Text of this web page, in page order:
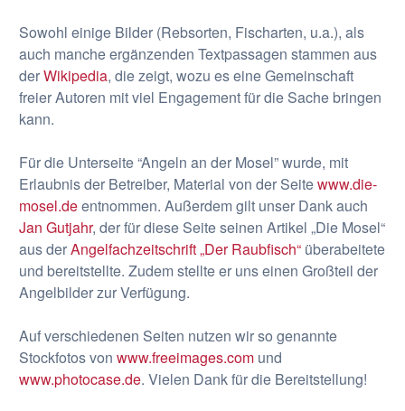
Sowohl einige Bilder (Rebsorten, Fischarten, u.a.), als
auch manche ergänzenden Textpassagen stammen aus
derWikipedia, die zeigt, wozu es eine Gemeinschaft
freier Autoren mit viel Engagement für die Sache bringen
kann.
Für die Unterseite “Angeln an der Mosel” wurde, mit
Erlaubnis der Betreiber, Material von der Seitewww.die-
mosel.deentnommen. Außerdem gilt unser Dank auch
Jan Gutjahr, der für diese Seite seinen Artikel „Die Mosel“
aus derAngelfachzeitschrift „Der Raubfisch“überabeitete
und bereitstellte. Zudem stellte er uns einen Großteil der
Angelbilder zur Verfügung.
Auf verschiedenen Seiten nutzen wir so genannte
Stockfotos von www.freeimages.comund
www.photocase.de. Vielen Dank für die Bereitstellung!